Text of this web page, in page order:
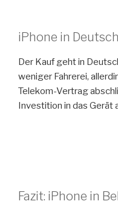
iPhone in
Der Kauf geht in
weniger Fahrerei,
Telekom-Vertrag
Investition in das Gerät
Fazit: iPhone in